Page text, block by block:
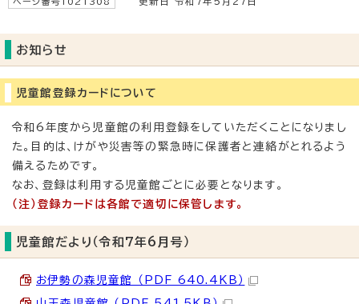
お知らせ
児童館登録カードについて
令和6年度から児童館の利用登録をしていただくことになりまし
た。目的は、けがや災害等の緊急時に保護者と連絡がとれるよう
備えるためです。
なお、登録は利用する児童館ごとに必要となります。
（注）登録カードは各館で適切に保管します。
児童館だより（令和7年6月号）
お伊勢の森児童館 （PDF 640.4KB）